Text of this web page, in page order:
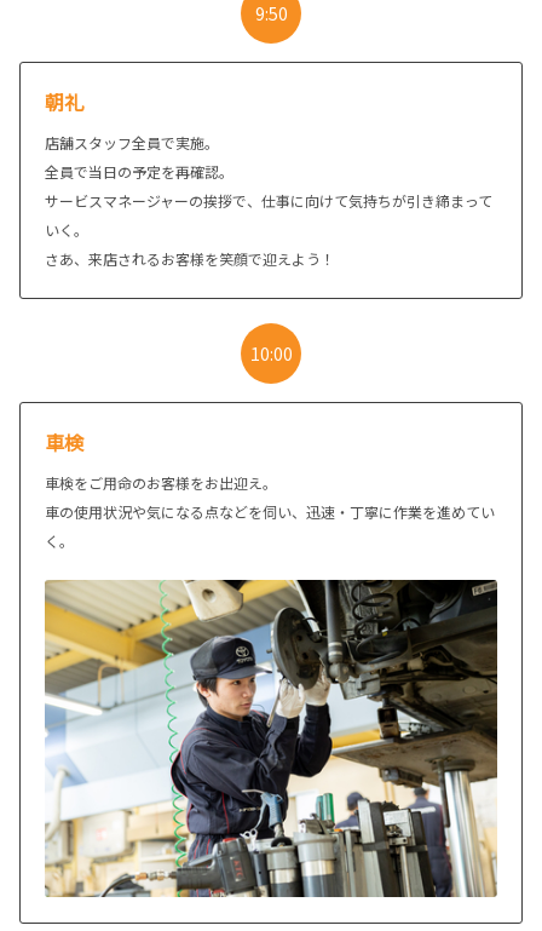
9:50
朝礼
店舗スタッフ全員で実施。
全員で当日の予定を再確認。
サービスマネージャーの挨拶で、仕事に向けて気持ちが引き締まって
いく。
さあ、来店されるお客様を笑顔で迎えよう！
10:00
車検
車検をご用命のお客様をお出迎え。
車の使用状況や気になる点などを伺い、迅速・丁寧に作業を進めてい
く。